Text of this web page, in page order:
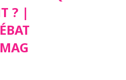
DÉBAT
MAG
? |